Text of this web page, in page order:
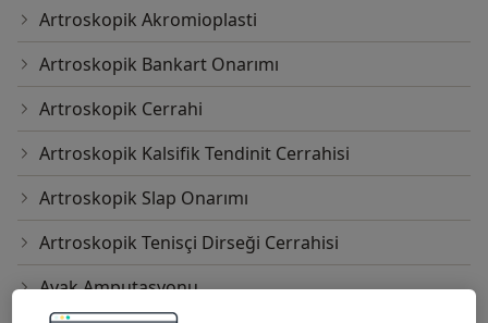
Artroskopik Akromioplasti
Artroskopik Bankart Onarımı
Artroskopik Cerrahi
Artroskopik Kalsifik Tendinit Cerrahisi
Artroskopik Slap Onarımı
Artroskopik Tenisçi Dirseği Cerrahisi
Ayak Amputasyonu